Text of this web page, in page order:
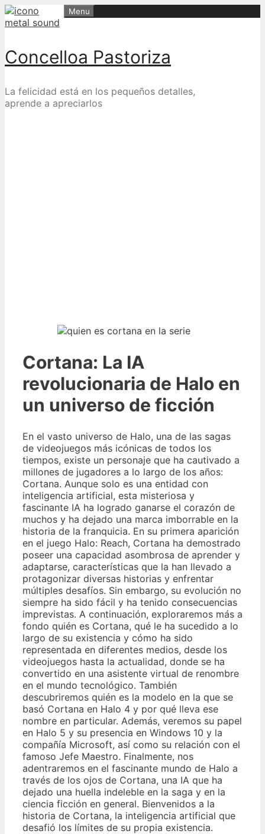
Skip
to
Concelloa Pastoriza
La felicidad está en los pequeños detalles,
aprende a apreciarlos
Menu
Cortana: La IA
revolucionaria de Halo en
un universo de ficción
En el vasto universo de Halo, una de las sagas
de videojuegos más icónicas de todos los
tiempos, existe un personaje que ha cautivado a
millones de jugadores a lo largo de los años:
Cortana. Aunque solo es una entidad con
inteligencia artificial, esta misteriosa y
fascinante IA ha logrado ganarse el corazón de
muchos y ha dejado una marca imborrable en la
historia de la franquicia. En su primera aparición
en el juego Halo: Reach, Cortana ha demostrado
poseer una capacidad asombrosa de aprender y
adaptarse, características que la han llevado a
protagonizar diversas historias y enfrentar
múltiples desafíos. Sin embargo, su evolución no
siempre ha sido fácil y ha tenido consecuencias
imprevistas. A continuación, exploraremos más a
fondo quién es Cortana, qué le ha sucedido a lo
largo de su existencia y cómo ha sido
representada en diferentes medios, desde los
videojuegos hasta la actualidad, donde se ha
convertido en una asistente virtual de renombre
en el mundo tecnológico. También
descubriremos quién es la modelo en la que se
basó Cortana en Halo 4 y por qué lleva ese
nombre en particular. Además, veremos su papel
en Halo 5 y su presencia en Windows 10 y la
compañía Microsoft, así como su relación con el
famoso Jefe Maestro. Finalmente, nos
adentraremos en el fascinante mundo de Halo a
través de los ojos de Cortana, una IA que ha
dejado una huella indeleble en la saga y en la
ciencia ficción en general. Bienvenidos a la
historia de Cortana, la inteligencia artificial que
desafió los límites de su propia existencia.